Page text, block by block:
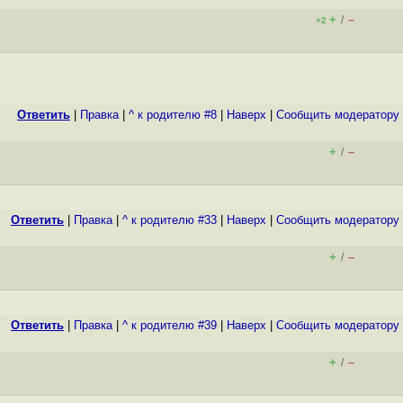
+2 + / –
Ответить Правка| ^ к родителю #8 Наверх Cообщить модератору
+ / –
Ответить Правка| ^ к родителю #33 Наверх Cообщить модератору
+ / –
Ответить Правка| ^ к родителю #39 Наверх Cообщить модератору
+ / –